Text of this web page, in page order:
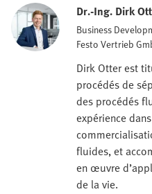
Dr.-Ing. Dirk
Business
Festo Vertrieb
Dirk Otter est
procédés de
des procédés
expérience
fluides, et
en œuvre
de la vie.